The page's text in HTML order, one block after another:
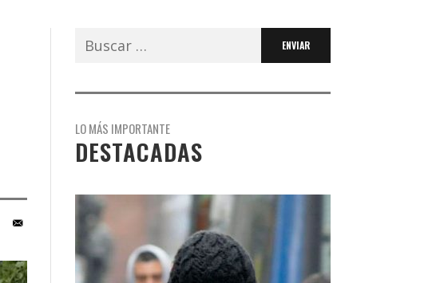
Buscar:
LO MÁS IMPORTANTE
DESTACADAS